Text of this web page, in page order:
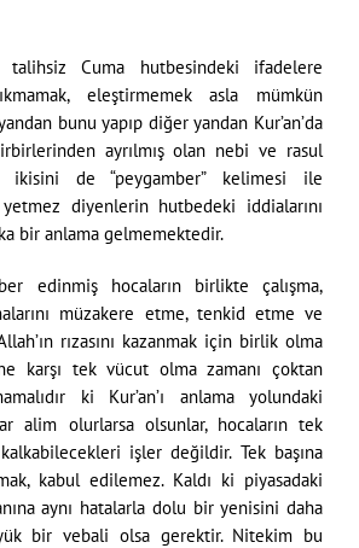
Cuma hutbesindeki ifadelere
eleştirmemek asla mümkün
bunu yapıp diğer yandan Kur’an’da
ayrılmış olan nebi ve rasul
ikisini de “peygamber” kelimesi ile
yetmez diyenlerin hutbedeki iddialarını
bir anlama gelmemektedir.
edinmiş hocaların birlikte çalışma,
müzakere etme, tenkid etme ve
rızasını kazanmak için birlik olma
karşı tek vücut olma zamanı çoktan
ki Kur’an’ı anlama yolundaki
alim olurlarsa olsunlar, hocaların tek
kalkabilecekleri işler değildir. Tek başına
kabul edilemez. Kaldı ki piyasadaki
aynı hatalarla dolu bir yenisini daha
bir vebali olsa gerektir. Nitekim bu